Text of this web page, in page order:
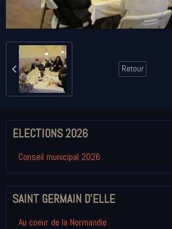
Retour
ELECTIONS 2026
Conseil municipal 2026
SAINT GERMAIN D'ELLE
Au coeur de la Normandie